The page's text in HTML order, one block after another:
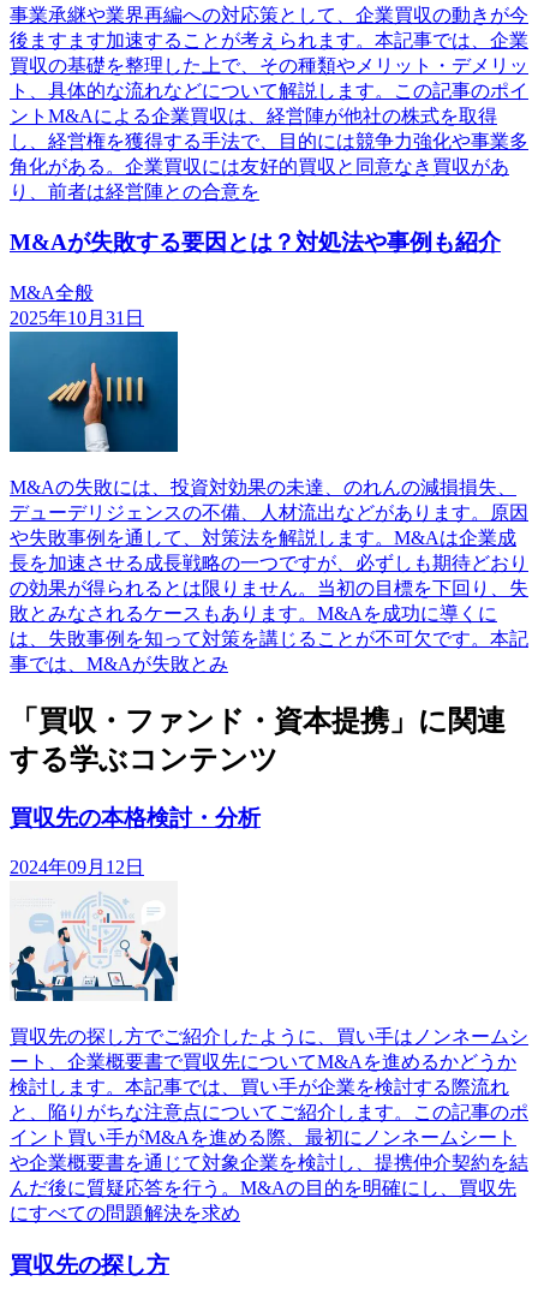
事業承継や業界再編への対応策として、企業買収の動きが今
後ますます加速することが考えられます。本記事では、企業
買収の基礎を整理した上で、その種類やメリット・デメリッ
ト、具体的な流れなどについて解説します。この記事のポイ
ントM&Aによる企業買収は、経営陣が他社の株式を取得
し、経営権を獲得する手法で、目的には競争力強化や事業多
角化がある。企業買収には友好的買収と同意なき買収があ
り、前者は経営陣との合意を
M&Aが失敗する要因とは？対処法や事例も紹介
M&A全般
2025年10月31日
M&Aの失敗には、投資対効果の未達、のれんの減損損失、
デューデリジェンスの不備、人材流出などがあります。原因
や失敗事例を通して、対策法を解説します。M&Aは企業成
長を加速させる成長戦略の一つですが、必ずしも期待どおり
の効果が得られるとは限りません。当初の目標を下回り、失
敗とみなされるケースもあります。M&Aを成功に導くに
は、失敗事例を知って対策を講じることが不可欠です。本記
事では、M&Aが失敗とみ
「買収・ファンド・資本提携」に関連
する学ぶコンテンツ
買収先の本格検討・分析
2024年09月12日
買収先の探し方でご紹介したように、買い手はノンネームシ
ート、企業概要書で買収先についてM&Aを進めるかどうか
検討します。本記事では、買い手が企業を検討する際流れ
と、陥りがちな注意点についてご紹介します。この記事のポ
イント買い手がM&Aを進める際、最初にノンネームシート
や企業概要書を通じて対象企業を検討し、提携仲介契約を結
んだ後に質疑応答を行う。M&Aの目的を明確にし、買収先
にすべての問題解決を求め
買収先の探し方